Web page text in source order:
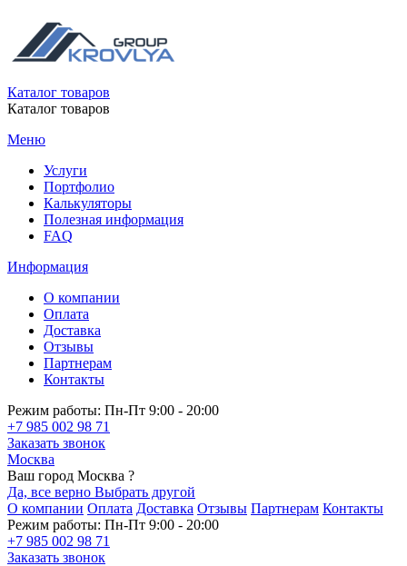
Каталог товаров
Каталог товаров
Меню
Услуги
Портфолио
Калькуляторы
Полезная информация
FAQ
Информация
О компании
Оплата
Доставка
Отзывы
Партнерам
Контакты
Режим работы: Пн-Пт 9:00 - 20:00
+7 985 002 98 71
Заказать звонок
Москва
Ваш город Москва ?
Да, все верно Выбрать другой
О компании Оплата Доставка Отзывы Партнерам Контакты
Режим работы: Пн-Пт 9:00 - 20:00
+7 985 002 98 71
Заказать звонок